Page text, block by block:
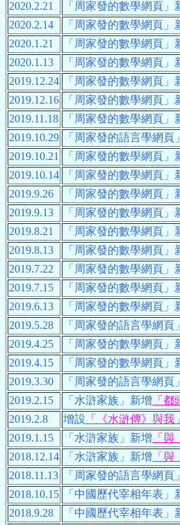
2020.2.21 「周家發的數學網頁」
2020.2.14
「周家發的數學網頁」
2020.1.21
「周家發的數學網頁」
2020.1.13
「周家發的數學網頁」
2019.12.24 「周家發的數學網頁」
2019.12.16 「周家發的數學網頁」
2019.11.18 「周家發的數學網頁」
2019.10.29 「周家發的語言學網頁
2019.10.21 「周家發的數學網頁」
2019.10.14 「周家發的數學網頁」
2019.9.26
「周家發的數學網頁」
2019.9.13
「周家發的數學網頁」
2019.8.21
「周家發的數學網頁」
2019.8.13
「周家發的數學網頁」
2019.7.22
「周家發的數學網頁」
2019.7.15
「周家發的數學網頁」
2019.6.13
「周家發的數學網頁」
2019.5.28
「周家發的語言學網頁
2019.4.25
「周家發的數學網頁」
2019.4.15
「周家發的數學網頁」
2019.3.30
「周家發的語言學網頁
2019.2.15
「水滸家族」新增「都
2019.2.8
增設「《水滸傳》與我
2019.1.15
「水滸家族」新增「與
2018.12.14 「水滸家族」新增「與
2018.11.13 「周家發的語言學網頁
2018.10.15 「中國歷代宰相年表」
2018.9.28
「中國歷代宰相年表」